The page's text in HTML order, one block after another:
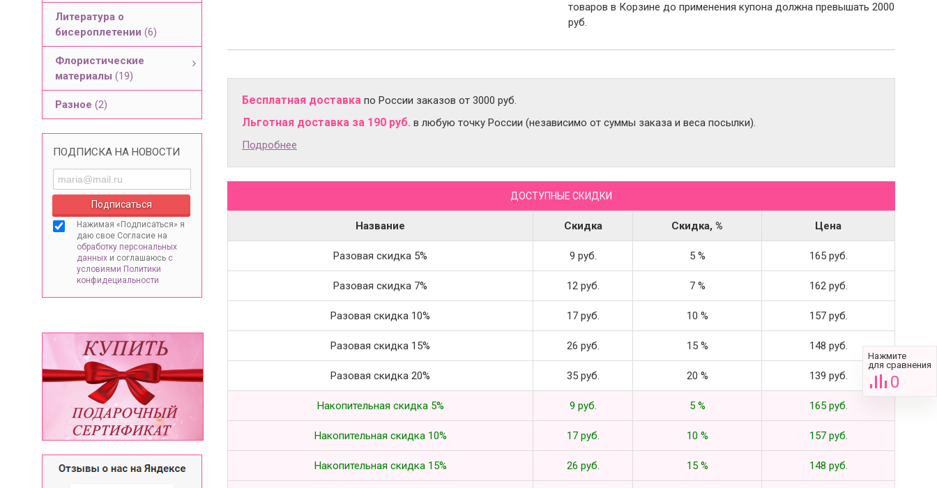
Литература о
бисероплетении (6)
Флористические
материалы (19)
Разное (2)
ПОДПИСКА НА НОВОСТИ
Нажимая «Подписаться» я
даю свое Согласие на
обработку персональных
данных и соглашаюсь с
условиями Политики
конфидециальности
товаров в Корзине до применения купона должна превышать 2000
руб.
Бесплатная доставка по России заказов от 3000 руб.
Льготная доставка за 190 руб. в любую точку России (независимо от суммы заказа и веса посылки).
Подробнее
ДОСТУПНЫЕ СКИДКИ
Название Скидка Скидка, % Цена
Разовая скидка 5% 9 руб. 5 % 165 руб.
Разовая скидка 7% 12 руб. 7 % 162 руб.
Разовая скидка 10% 17 руб. 10 % 157 руб.
Разовая скидка 15% 26 руб. 15 % 148 руб.
Разовая скидка 20% 35 руб. 20 % 139 руб.
Накопительная скидка 5% 9 руб. 5 % 165 руб.
Накопительная скидка 10% 17 руб. 10 % 157 руб.
Накопительная скидка 15% 26 руб. 15 % 148 руб.
Нажмите
для сравнения
0